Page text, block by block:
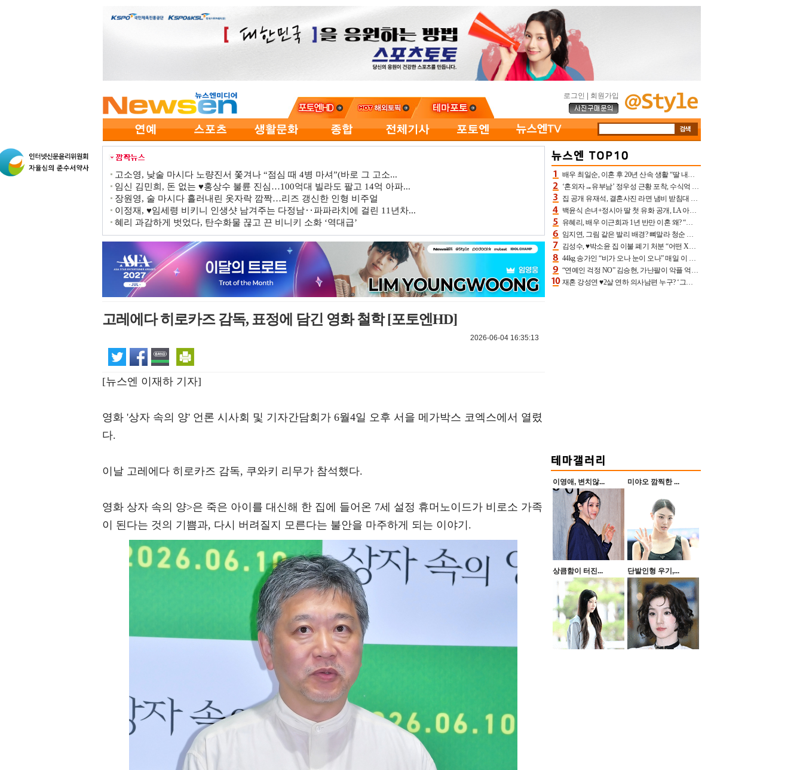
로그인 회원가입
고소영, 낮술 마시다 노량진서 쫓겨나 “점심 때 4병 마셔”(바로 그 고소...
임신 김민희, 돈 없는 ♥홍상수 불륜 진심…100억대 빌라도 팔고 14억 아파...
장원영, 술 마시다 흘러내린 옷자락 깜짝…리즈 갱신한 인형 비주얼
이정재, ♥임세령 비키니 인생샷 남겨주는 다정남‥파파라치에 걸린 11년차...
혜리 과감하게 벗었다, 탄수화물 끊고 끈 비니키 소화 ‘역대급’
고레에다 히로카즈 감독, 표정에 담긴 영화 철학 [포토엔HD]
2026-06-04 16:35:13
[뉴스엔 이재하 기자]
영화 '상자 속의 양' 언론 시사회 및 기자간담회가 6월4일 오후 서을 메가박스 코엑스에서 열렸
다.
이날 고레에다 히로카즈 감독, 쿠와키 리무가 참석했다.
영화 상자 속의 양>은 죽은 아이를 대신해 한 집에 들어온 7세 설정 휴머노이드가 비로소 가족
이 된다는 것의 기쁨과, 다시 버려질지 모른다는 불안을 마주하게 되는 이야기.
배우 최일순, 이혼 후 20년 산속 생활 “딸 내가 버렸다고 원망‥맘 아파”(특종)[어제TV]
‘혼외자→유부남’ 정우성 근황 포착, 수식억 해킹 피해 후배 만났다 “존경하는”
집 공개 유재석, 결혼사진 라면 냄비 받침대 되고 분노‥가족사진도 피해(놀뭐)[어제TV]
백윤식 손녀+정시아 딸 첫 유화 공개, LA 아트쇼→서울국제조각페스타 작가다운 수준급 실력
유혜리, 배우 이근희과 1년 반만 이혼 왜? “식칼 꽂고 의자 던져” 충격 폭로(특종)[어제TV]
임지연, 그림 같은 발리 배경? 뼈말라 청순 비키니 핏에 상대 안 되네
김성수, ♥박소윤 집 이불 폐기 처분 “어떤 X이랑 썼을지 몰라” 질투(신랑수업2)[어제TV]
44kg 송가인 “비가 오나 눈이 오나” 매일 이 운동, 허벅지 근육량 상승+체지방 감소
“연예인 걱정 NO” 김승현, 가난팔이 악플 억울할만‥아내+딸과 日 여행
재혼 강성연 ♥2살 연하 의사남편 누구? ‘그알’ 자문의에 훈남 비주얼 초엘리트 스펙 [종합]
이영애, 변치않... 미야오 깜찍한 ...
상큼함이 터진... 단발인형 우기,...